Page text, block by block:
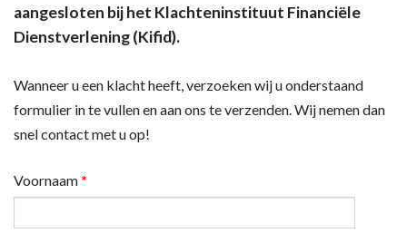
aangesloten bij het Klachteninstituut Financiële
Dienstverlening (Kifid).
Wanneer u een klacht heeft, verzoeken wij u onderstaand
formulier in te vullen en aan ons te verzenden. Wij nemen dan
snel contact met u op!
Voornaam *